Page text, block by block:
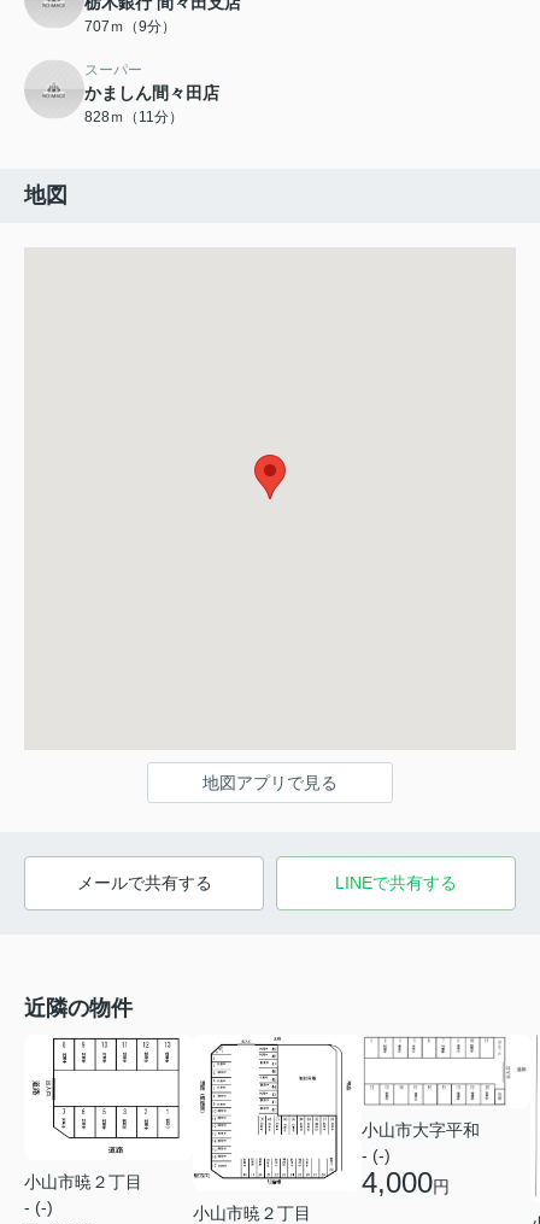
707ｍ（9分）
スーパー
かましん間々田店
828ｍ（11分）
地図
地図アプリで見る
メールで共有する LINEで共有する
近隣の物件
小山市暁２丁目
- (-)
小山市暁２丁目
小山市大字平和
- (-)
4,000円